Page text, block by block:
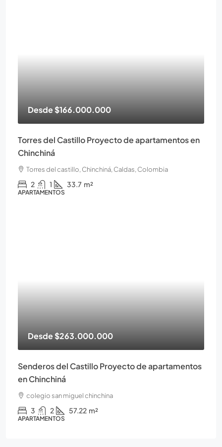
Desde$166.000.000
Torres del Castillo Proyecto de apartamentos en
Chinchiná
Torres del castillo, Chinchiná, Caldas, Colombia
2 1 33.7 m²
APARTAMENTOS
Desde$263.000.000
Senderos del Castillo Proyecto de apartamentos
en Chinchiná
colegio san miguel chinchina
3 2 57.22 m²
APARTAMENTOS